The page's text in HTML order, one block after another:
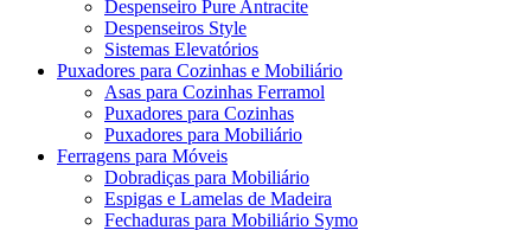
Despenseiro Pure Antracite
Despenseiros Style
Sistemas Elevatórios
Puxadores para Cozinhas e Mobiliário
Asas para Cozinhas Ferramol
Puxadores para Cozinhas
Puxadores para Mobiliário
Ferragens para Móveis
Dobradiças para Mobiliário
Espigas e Lamelas de Madeira
Fechaduras para Mobiliário Symo